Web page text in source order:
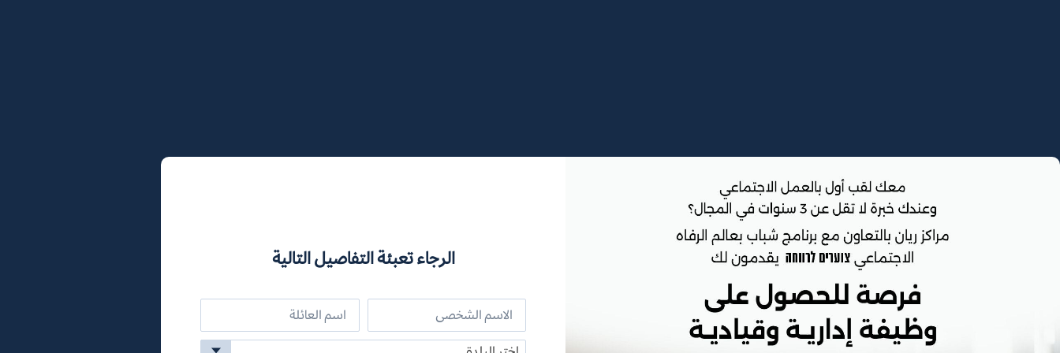
الرجاء تعبئة التفاصيل التالية